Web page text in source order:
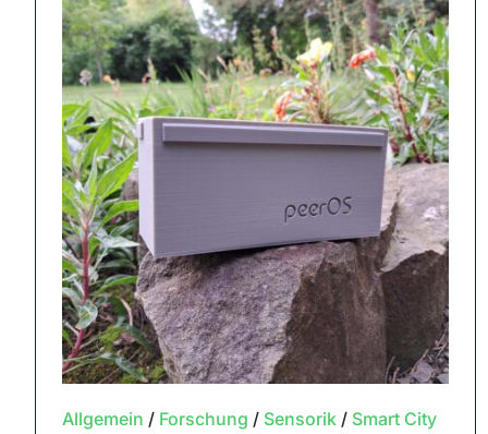
Allgemein / Forschung / Sensorik/ Smart City